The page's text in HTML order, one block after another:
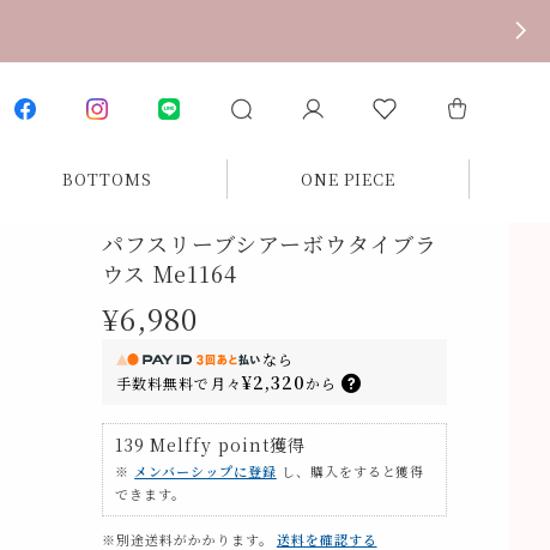
BOTTOMS ONE PIECE
パフスリーブシアーボウタイブラ
ウス Me1164
¥6,980
なら
手数料無料で 月々¥2,320から
139 Melffy point獲得
※ メンバーシップに登録 し、購入をすると獲得
できます。
※別途送料がかかります。
送料を確認する